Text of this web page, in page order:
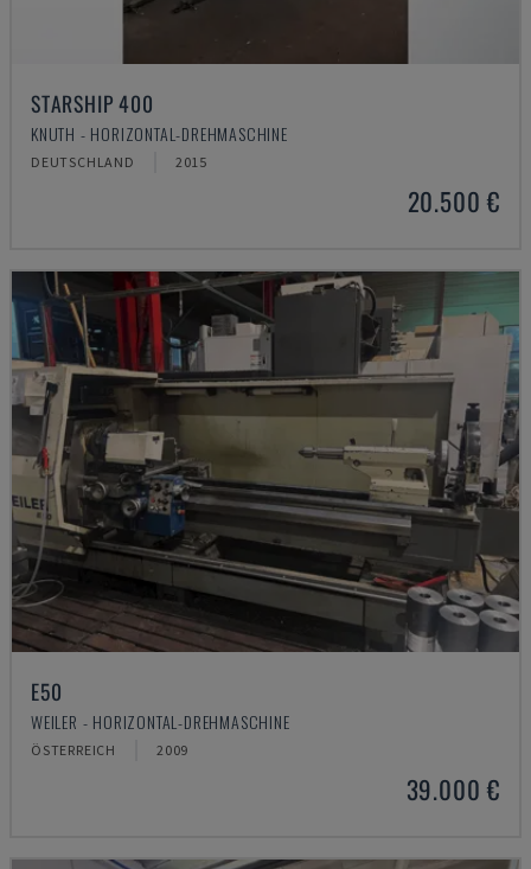
STARSHIP 400
KNUTH - HORIZONTAL-DREHMASCHINE
DEUTSCHLAND 2015
20.500 €
E50
WEILER - HORIZONTAL-DREHMASCHINE
ÖSTERREICH 2009
39.000 €